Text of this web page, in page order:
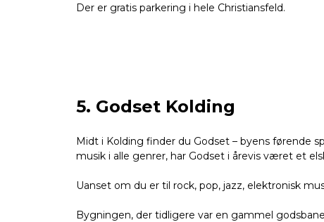
Der er gratis parkering i hele Christiansfeld.
5. Godset Kolding
Midt i Kolding finder du Godset – byens førende
musik i alle genrer, har Godset i årevis været et
Uanset om du er til rock, pop, jazz, elektronisk
Bygningen, der tidligere var en gammel